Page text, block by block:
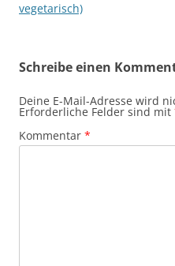
vegetarisch)
Schreibe einen
Deine E-Mail-Adresse wird
Erforderliche Felder sind mit
Kommentar *